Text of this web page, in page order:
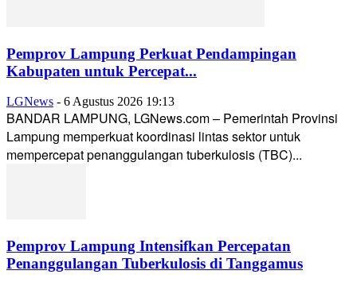
Pemprov Lampung Perkuat Pendampingan
Kabupaten untuk Percepat...
LGNews - 6 Agustus 2026 19:13
BANDAR LAMPUNG, LGNews.com – Pemerintah Provinsi
Lampung memperkuat koordinasi lintas sektor untuk
mempercepat penanggulangan tuberkulosis (TBC)...
Pemprov Lampung Intensifkan Percepatan
Penanggulangan Tuberkulosis di Tanggamus